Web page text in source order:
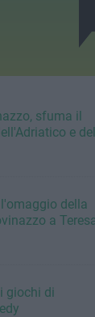
sfuma il
e del
della
a
giochi di